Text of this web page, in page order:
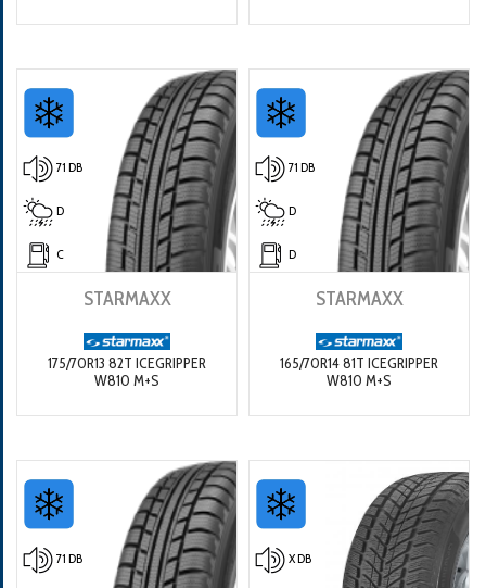
71 DB
D
C
STARMAXX
175/70R13 82T ICEGRIPPER
W810 M+S
71 DB
D
D
STARMAXX
165/70R14 81T ICEGRIPPER
W810 M+S
71 DB X DB